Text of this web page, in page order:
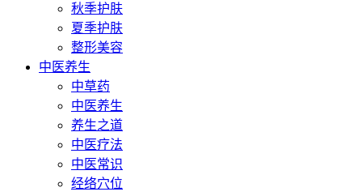
秋季护肤
夏季护肤
整形美容
中医养生
中草药
中医养生
养生之道
中医疗法
中医常识
经络穴位